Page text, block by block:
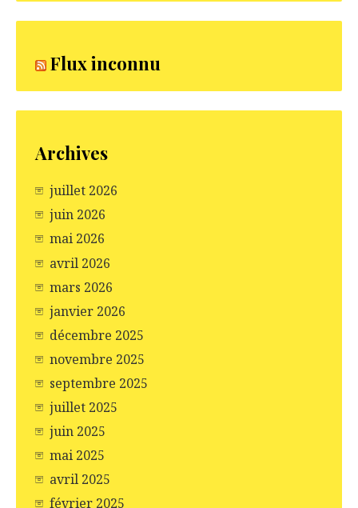
Flux inconnu
Archives
juillet 2026
juin 2026
mai 2026
avril 2026
mars 2026
janvier 2026
décembre 2025
novembre 2025
septembre 2025
juillet 2025
juin 2025
mai 2025
avril 2025
février 2025